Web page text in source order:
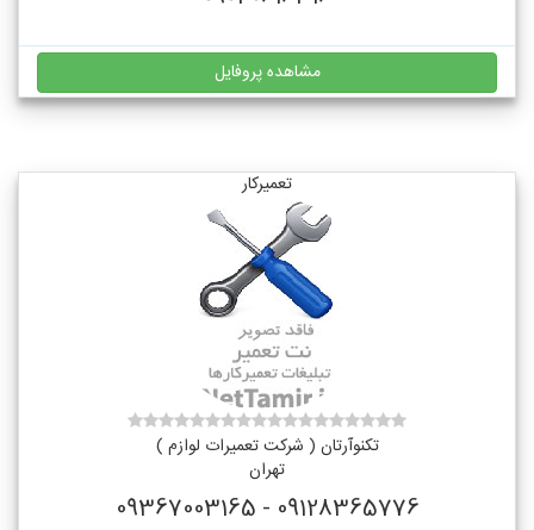
مشاهده پروفایل
تعمیرکار
تکنوآرتان ( شرکت تعمیرات لوازم )
تهران
09128365776 - 09367003165